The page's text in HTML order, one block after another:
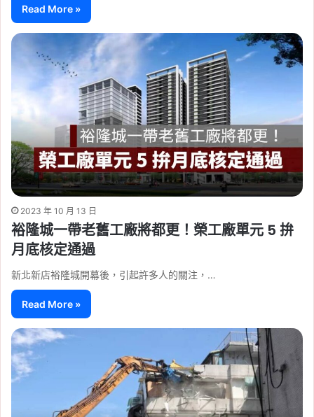
Read More »
2023 年 10 月 13 日
裕隆城一帶老舊工廠將都更！榮工廠單元 5 拚
月底核定通過
新北新店裕隆城開幕後，引起許多人的關注，…
Read More »